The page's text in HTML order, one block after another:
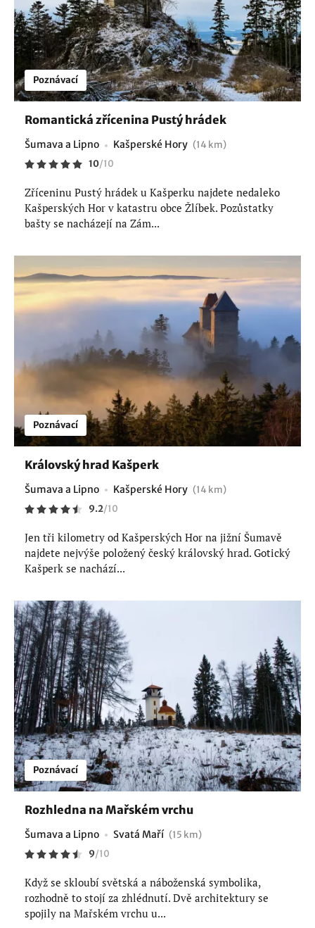
Poznávací
Romantická zřícenina Pustý hrádek
Šumava a Lipno Kašperské Hory (14 km)
10/10
Zříceninu Pustý hrádek u Kašperku najdete nedaleko
Kašperských Hor v katastru obce Žlíbek. Pozůstatky
bašty se nacházejí na Zám...
Poznávací
Královský hrad Kašperk
Šumava a Lipno Kašperské Hory (14 km)
9.2/10
Jen tři kilometry od Kašperských Hor na jižní Šumavě
najdete nejvýše položený český královský hrad. Gotický
Kašperk se nachází...
Poznávací
Rozhledna na Mařském vrchu
Šumava a Lipno Svatá Maří (15 km)
9/10
Když se skloubí světská a náboženská symbolika,
rozhodně to stojí za zhlédnutí. Dvě architektury se
spojily na Mařském vrchu u...